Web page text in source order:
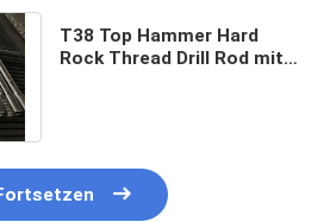
T38 Top Hammer Hard
Rock Thread Drill Rod mit